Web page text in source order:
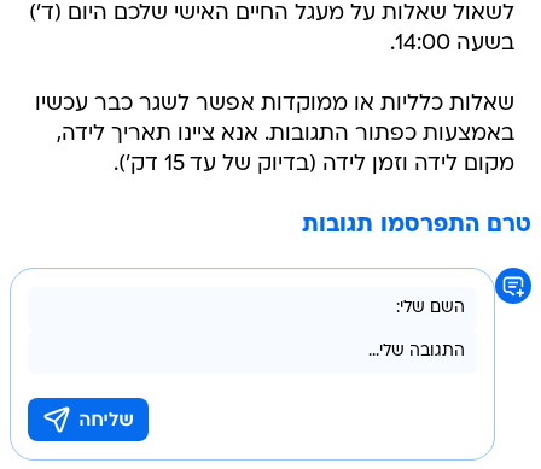
לשאול שאלות על מעגל החיים האישי שלכם היום (ד')
בשעה 14:00.
שאלות כלליות או ממוקדות אפשר לשגר כבר עכשיו
באמצעות כפתור התגובות. אנא ציינו תאריך לידה,
מקום לידה וזמן לידה (בדיוק של עד 15 דק').
טרם התפרסמו תגובות